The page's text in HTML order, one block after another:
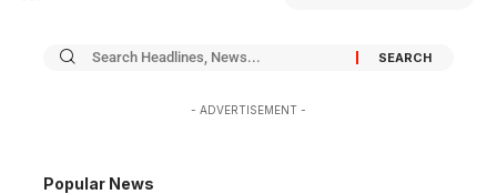
- ADVERTISEMENT -
Popular News